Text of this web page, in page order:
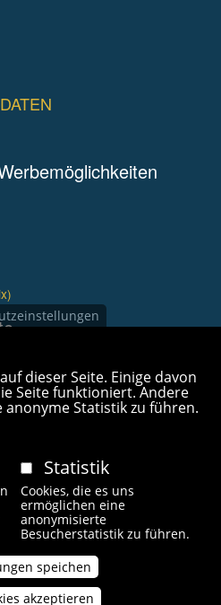
Alle Rechte vorbehalten.
Links Unsere Autoren
dieser Seite. Einige davon
Seite funktioniert. Andere
Statistik zu führen.
Statistik
Cookies, die es uns
ermöglichen eine
anonymisierte
Besucherstatistik zu führen.
speichen
akzeptieren